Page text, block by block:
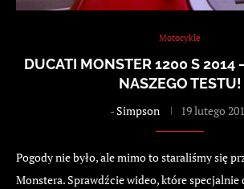
Motocykle
DUCATI MONSTER 1200 S 2014
NASZEGO TESTU!
-Simpson 19 lutego
Pogody nie było, ale mimo to staraliśmy się
Monstera. Sprawdźcie wideo, które specjalnie